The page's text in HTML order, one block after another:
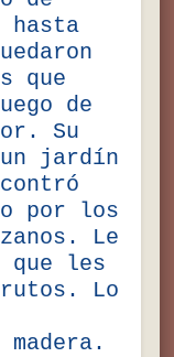
hasta
que
de
Su
jardín
por los
Le
les
Lo